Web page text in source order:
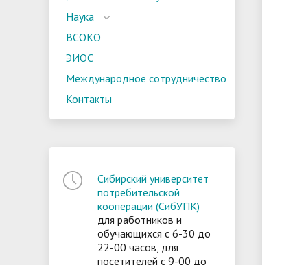
Наука
ВСОКО
ЭИОС
Международное сотрудничество
Контакты
Сибирский университет
потребительской
кооперации (СибУПК)
для работников и
обучающихся с 6-30 до
22-00 часов, для
посетителей с 9-00 до